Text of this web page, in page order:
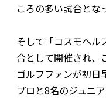
ころの多い試合とな
そして「コスモヘル
合として開催され、
ゴルフファンが初日
プロと8名のジュニ